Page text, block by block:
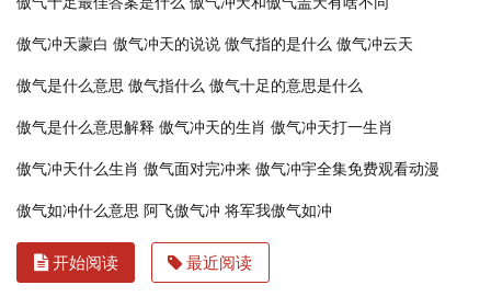
傲气冲天蒙白 傲气冲天的说说 傲气指的是什么 傲气冲云天
傲气是什么意思 傲气指什么 傲气十足的意思是什么
傲气是什么意思解释 傲气冲天的生肖 傲气冲天打一生肖
傲气冲天什么生肖 傲气面对完冲来 傲气冲宇全集免费观看动漫
傲气如冲什么意思 阿飞傲气冲 将军我傲气如冲
开始阅读 最近阅读